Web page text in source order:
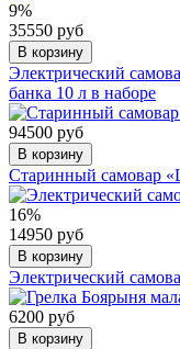
9%
35550 руб
В корзину
Электрический
банка 10 л в наборе
94500 руб
В корзину
Старинный самовар
16%
14950 руб
В корзину
Электрический
6200 руб
В корзину